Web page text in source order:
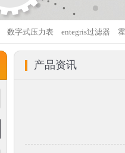
数字式压力表 entegris过滤器
产品资讯